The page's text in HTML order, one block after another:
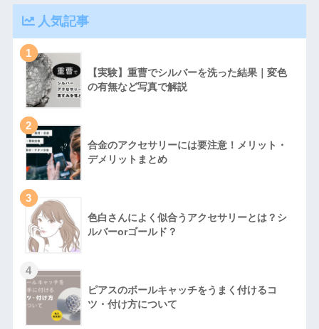
人気記事
1
【実験】重曹でシルバーを洗った結果｜変色
の有無など写真で解説
2
合金のアクセサリーには要注意！メリット・
デメリットまとめ
3
色白さんによく似合うアクセサリーとは？シ
ルバーorゴールド？
4
ピアスのボールキャッチをうまく付けるコ
ツ・付け方について